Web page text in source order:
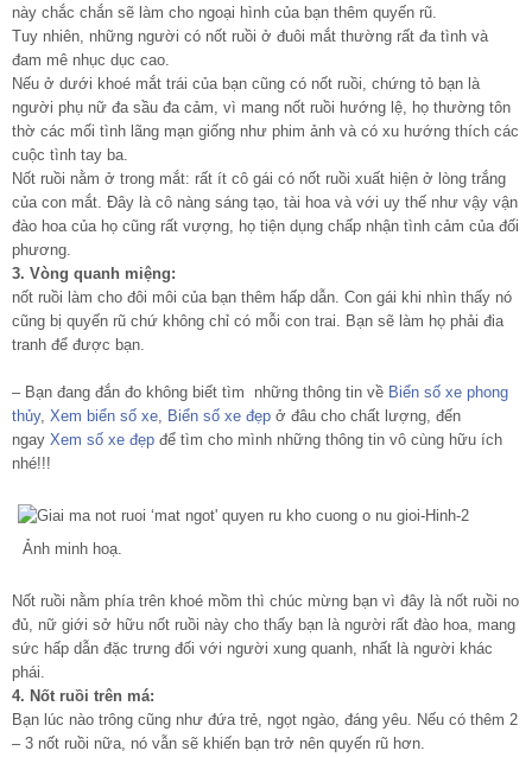
này chắc chắn sẽ làm cho ngoại hình của bạn thêm quyến rũ.
Tuy nhiên, những người có nốt ruồi ở đuôi mắt thường rất đa tình và
đam mê nhục dục cao.
Nếu ở dưới khoé mắt trái của bạn cũng có nốt ruồi, chứng tỏ bạn là
người phụ nữ đa sầu đa cảm, vì mang nốt ruồi hướng lệ, họ thường tôn
thờ các mối tình lãng mạn giống như phim ảnh và có xu hướng thích các
cuộc tình tay ba.
Nốt ruồi nằm ở trong mắt: rất ít cô gái có nốt ruồi xuất hiện ở lòng trắng
của con mắt. Đây là cô nàng sáng tạo, tài hoa và với uy thế như vậy vận
đào hoa của họ cũng rất vượng, họ tiện dụng chấp nhận tình cảm của đối
phương.
3. Vòng quanh miệng:
nốt ruồi làm cho đôi môi của bạn thêm hấp dẫn. Con gái khi nhìn thấy nó
cũng bị quyến rũ chứ không chỉ có mỗi con trai. Bạn sẽ làm họ phải đia
tranh để được bạn.
– Bạn đang đắn đo không biết tìm những thông tin về Biển số xe phong
thủy, Xem biển số xe, Biển số xe đẹp ở đâu cho chất lượng, đến
ngay Xem số xe đẹp để tìm cho mình những thông tin vô cùng hữu ích
nhé!!!
Ảnh minh hoạ.
Nốt ruồi nằm phía trên khoé mồm thì chúc mừng bạn vì đây là nốt ruồi no
đủ, nữ giới sở hữu nốt ruồi này cho thấy bạn là người rất đào hoa, mang
sức hấp dẫn đặc trưng đối với người xung quanh, nhất là người khác
phái.
4. Nốt ruồi trên má:
Bạn lúc nào trông cũng như đứa trẻ, ngọt ngào, đáng yêu. Nếu có thêm 2
– 3 nốt ruồi nữa, nó vẫn sẽ khiến bạn trở nên quyến rũ hơn.